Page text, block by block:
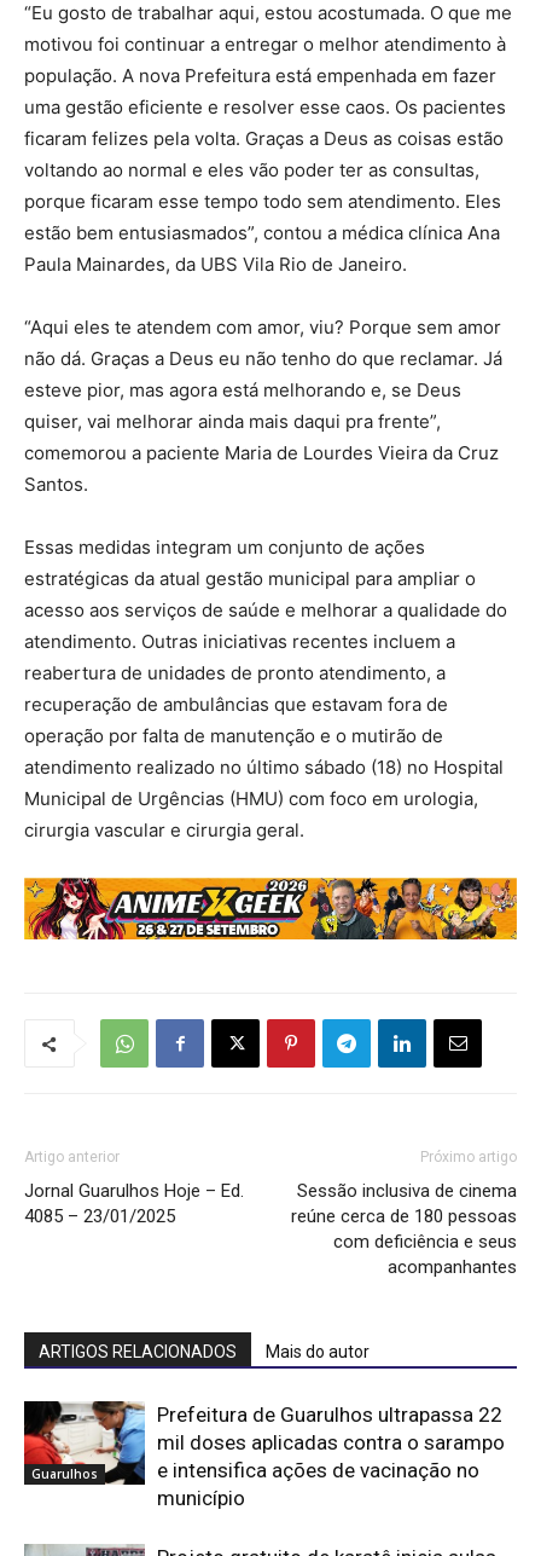
“Eu gosto de trabalhar aqui, estou acostumada. O que me
motivou foi continuar a entregar o melhor atendimento à
população. A nova Prefeitura está empenhada em fazer
uma gestão eficiente e resolver esse caos. Os pacientes
ficaram felizes pela volta. Graças a Deus as coisas estão
voltando ao normal e eles vão poder ter as consultas,
porque ficaram esse tempo todo sem atendimento. Eles
estão bem entusiasmados”, contou a médica clínica Ana
Paula Mainardes, da UBS Vila Rio de Janeiro.
“Aqui eles te atendem com amor, viu? Porque sem amor
não dá. Graças a Deus eu não tenho do que reclamar. Já
esteve pior, mas agora está melhorando e, se Deus
quiser, vai melhorar ainda mais daqui pra frente”,
comemorou a paciente Maria de Lourdes Vieira da Cruz
Santos.
Essas medidas integram um conjunto de ações
estratégicas da atual gestão municipal para ampliar o
acesso aos serviços de saúde e melhorar a qualidade do
atendimento. Outras iniciativas recentes incluem a
reabertura de unidades de pronto atendimento, a
recuperação de ambulâncias que estavam fora de
operação por falta de manutenção e o mutirão de
atendimento realizado no último sábado (18) no Hospital
Municipal de Urgências (HMU) com foco em urologia,
cirurgia vascular e cirurgia geral.
Artigo anterior
Jornal Guarulhos Hoje – Ed.
4085 – 23/01/2025
Próximo artigo
Sessão inclusiva de cinema
reúne cerca de 180 pessoas
com deficiência e seus
acompanhantes
ARTIGOS RELACIONADOS Mais do autor
Guarulhos
Prefeitura de Guarulhos ultrapassa 22
mil doses aplicadas contra o sarampo
e intensifica ações de vacinação no
município